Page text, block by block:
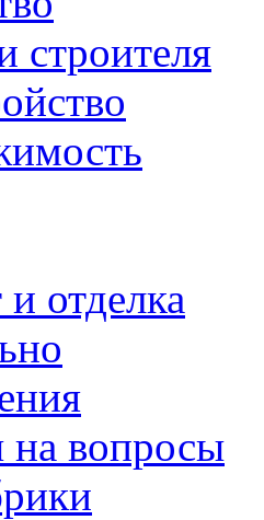
строителя
отделка
на вопросы